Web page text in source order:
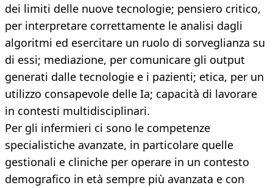
dei limiti delle nuove tecnologie; pensiero critico,
per interpretare correttamente le analisi dagli
algoritmi ed esercitare un ruolo di sorveglianza su
di essi; mediazione, per comunicare gli output
generati dalle tecnologie e i pazienti; etica, per un
utilizzo consapevole delle Ia; capacità di lavorare
in contesti multidisciplinari.
Per gli infermieri ci sono le competenze
specialistiche avanzate, in particolare quelle
gestionali e cliniche per operare in un contesto
demografico in età sempre più avanzata e con